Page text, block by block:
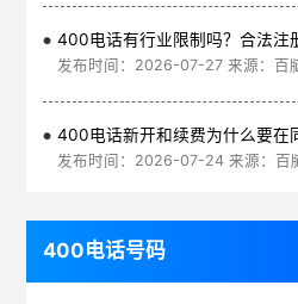
400电话有行业限制吗？合法注
发布时间：2026-07-27 来源：百
发布时间：2026-07-24 来源：百
400电话号码